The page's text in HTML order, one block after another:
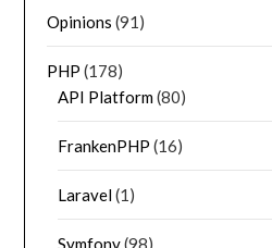
Opinions (91)
PHP (178)
API Platform(80)
FrankenPHP (16)
Laravel(1)
Symfony(98)